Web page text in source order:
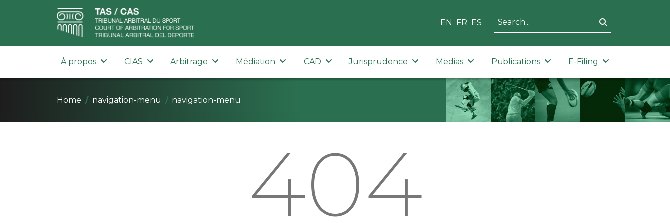
EN FR ES
À propos CIAS Arbitrage Médiation CAD Jurisprudence Medias Publications E-Filing
Home navigation-menu navigation-menu
404